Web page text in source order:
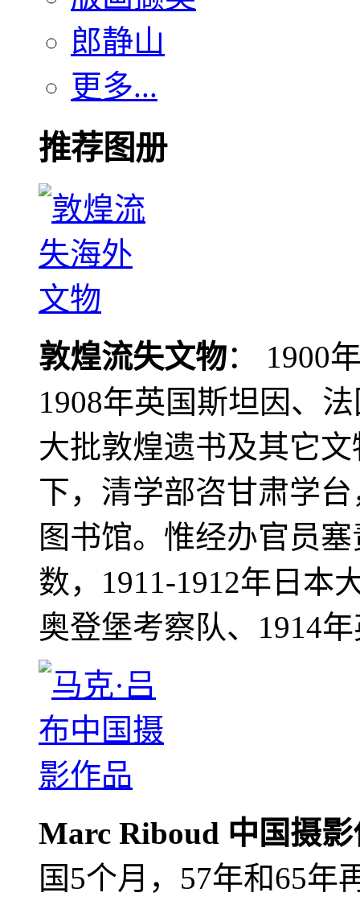
郎静山
更多...
推荐图册
敦煌流失文物： 1900
1908年英国斯坦因、
大批敦煌遗书及其它
下，清学部咨甘肃学
图书馆。惟经办官员
数，1911-1912年日本
奥登堡考察队、1914
Marc Riboud 中国摄
国5个月，57年和65年